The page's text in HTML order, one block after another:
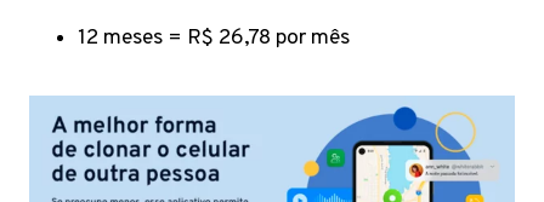
12 meses = R$ 26,78 por mês